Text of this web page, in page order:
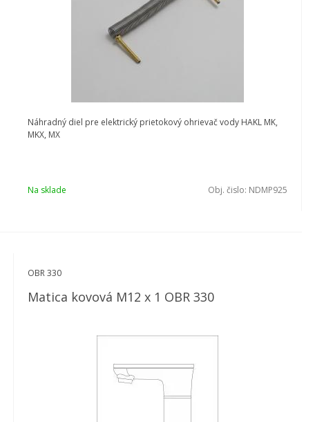
Náhradný diel pre elektrický prietokový ohrievač vody HAKL MK,
MKX, MX
Na sklade Obj. čislo: NDMP925
OBR 330
Matica kovová M12 x 1 OBR 330